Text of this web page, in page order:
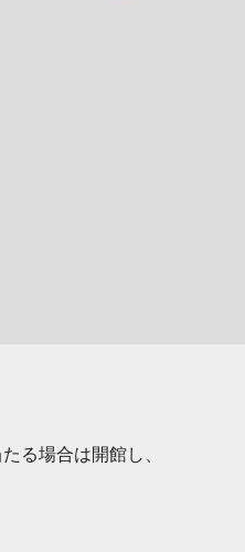
る場合は開館し、